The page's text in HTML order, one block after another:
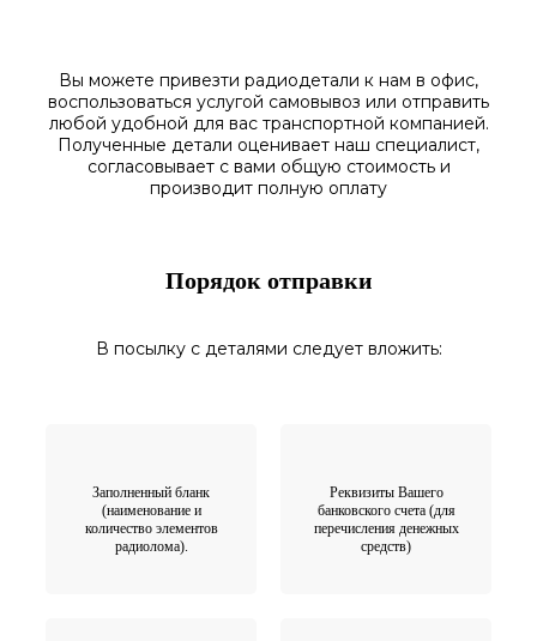
Вы можете привезти радиодетали к нам в офис,
воспользоваться услугой самовывоз или отправить
любой удобной для вас транспортной компанией.
Полученные детали оценивает наш специалист,
согласовываетс вами общую стоимость и
производит полную оплату
Порядок отправки
В посылку с деталями следует вложить:
Заполненный бланк
(наименование и
количество элементов
радиолома).
Реквизиты Вашего
банковского счета (для
перечисления денежных
средств)